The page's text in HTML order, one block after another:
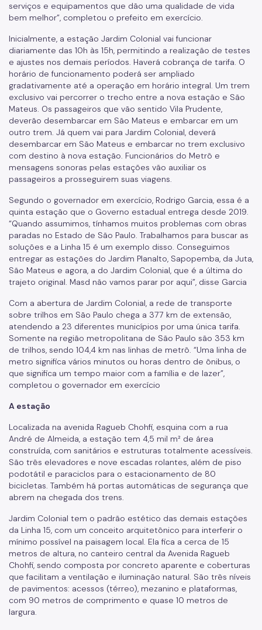
serviços e equipamentos que dão uma qualidade de vida
bem melhor”, completou o prefeito em exercício.
Inicialmente, a estação Jardim Colonial vai funcionar
diariamente das 10h às 15h, permitindo a realização de testes
e ajustes nos demais períodos. Haverá cobrança de tarifa. O
horário de funcionamento poderá ser ampliado
gradativamente até a operação em horário integral. Um trem
exclusivo vai percorrer o trecho entre a nova estação e São
Mateus. Os passageiros que vão sentido Vila Prudente,
deverão desembarcar em São Mateus e embarcar em um
outro trem. Já quem vai para Jardim Colonial, deverá
desembarcar em São Mateus e embarcar no trem exclusivo
com destino à nova estação. Funcionários do Metrô e
mensagens sonoras pelas estações vão auxiliar os
passageiros a prosseguirem suas viagens.
Segundo o governador em exercício, Rodrigo Garcia, essa é a
quinta estação que o Governo estadual entrega desde 2019.
“Quando assumimos, tínhamos muitos problemas com obras
paradas no Estado de São Paulo. Trabalhamos para buscar as
soluções e a Linha 15 é um exemplo disso. Conseguimos
entregar as estações do Jardim Planalto, Sapopemba, da Juta,
São Mateus e agora, a do Jardim Colonial, que é a última do
trajeto original. Masd não vamos parar por aqui”, disse Garcia
Com a abertura de Jardim Colonial, a rede de transporte
sobre trilhos em São Paulo chega a 377 km de extensão,
atendendo a 23 diferentes municípios por uma única tarifa.
Somente na região metropolitana de São Paulo são 353 km
de trilhos, sendo 104,4 km nas linhas de metrô. “Uma linha de
metro significa vários minutos ou horas dentro de ônibus, o
que significa um tempo maior com a família e de lazer”,
completou o governador em exercício
A estação
Localizada na avenida Ragueb Chohfi, esquina com a rua
André de Almeida, a estação tem 4,5 mil m² de área
construída, com sanitários e estruturas totalmente acessíveis.
São três elevadores e nove escadas rolantes, além de piso
podotátil e paraciclos para o estacionamento de 80
bicicletas. Também há portas automáticas de segurança que
abrem na chegada dos trens.
Jardim Colonial tem o padrão estético das demais estações
da Linha 15, com um conceito arquitetônico para interferir o
mínimo possível na paisagem local. Ela fica a cerca de 15
metros de altura, no canteiro central da Avenida Ragueb
Chohfi, sendo composta por concreto aparente e coberturas
que facilitam a ventilação e iluminação natural. São três níveis
de pavimentos: acessos (térreo), mezanino e plataformas,
com 90 metros de comprimento e quase 10 metros de
largura.